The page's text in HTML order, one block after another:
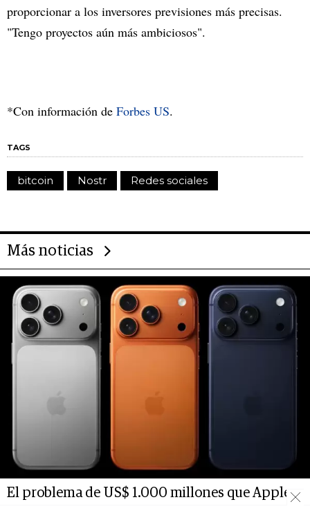
proporcionar a los inversores previsiones más precisas.
"Tengo proyectos aún más ambiciosos".
*Con información de Forbes US.
TAGS
bitcoin Nostr Redes sociales
Más noticias
El problema de US$ 1.000 millones que Apple